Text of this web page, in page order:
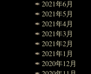
2021年6月
2021年5月
2021年4月
2021年3月
2021年2月
2021年1月
2020年12月